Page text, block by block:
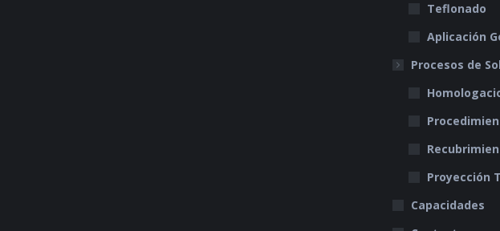
Teflonado
Aplicación
Procesos de
Proyección
Capacidades